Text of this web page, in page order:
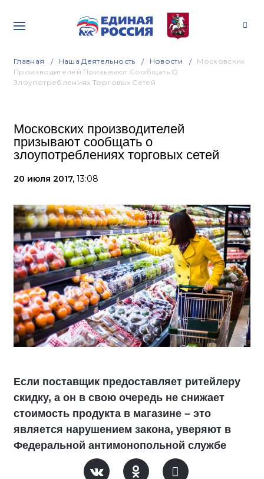
Главная Наша Деятельность Новости
Московских
Производителей Призывают Сообщать О
Злоупотреблениях Торговых Сетей
Московских производителей
призывают сообщать о
злоупотреблениях торговых сетей
20 июля 2017, 13:08
Если поставщик предоставляет ритейлеру
скидку, а он в свою очередь не снижает
стоимость продукта в магазине – это
является нарушением закона, уверяют в
Федеральной антимонопольной службе